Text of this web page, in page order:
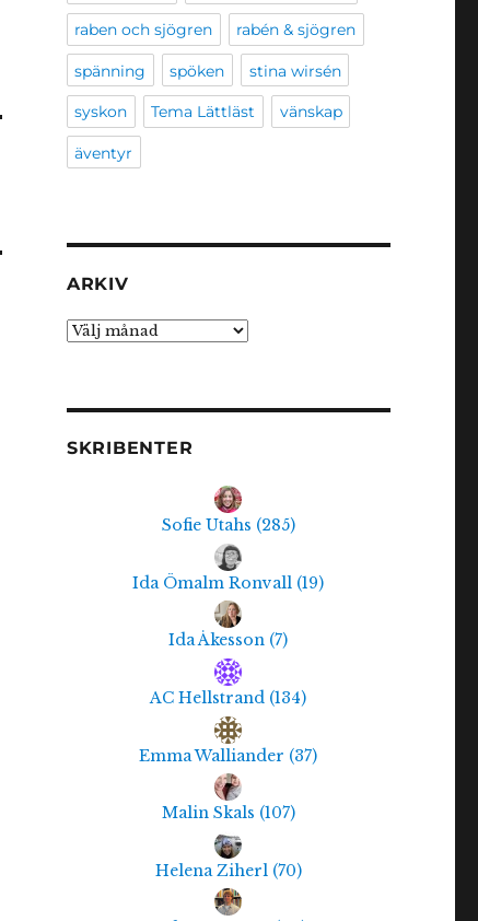
raben och sjögren rabén & sjögren
spänning spöken stina wirsén
syskon Tema Lättläst vänskap
äventyr
ARKIV
Arkiv
SKRIBENTER
Sofie Utahs (285)
Ida Ömalm Ronvall (19)
Ida Åkesson (7)
AC Hellstrand (134)
Emma Walliander (37)
Malin Skals (107)
Helena Ziherl (70)